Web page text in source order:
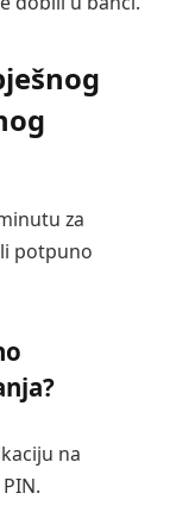
za
potpuno
na